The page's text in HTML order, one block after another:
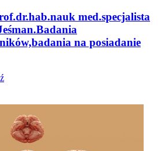
med.specjalista
na posiadanie